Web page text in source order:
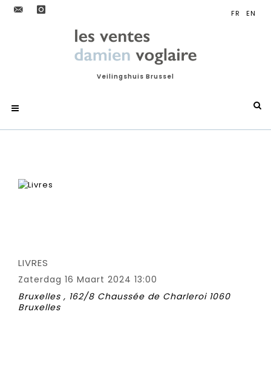
Veilingshuis Brussel
LIVRES
Zaterdag 16 Maart 2024 13:00
Bruxelles , 162/8 Chaussée de Charleroi 1060
Bruxelles